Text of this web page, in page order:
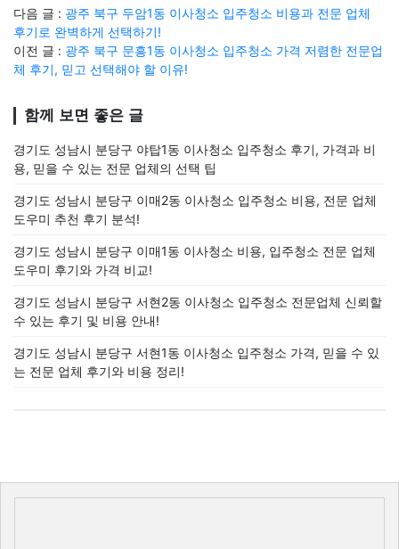
다음 글 : 광주 북구 두암1동 이사청소 입주청소 비용과 전문 업체
후기로 완벽하게 선택하기!
이전 글 : 광주 북구 문흥1동 이사청소 입주청소 가격 저렴한 전문업
체 후기, 믿고 선택해야 할 이유!
함께 보면 좋은 글
경기도 성남시 분당구 야탑1동 이사청소 입주청소 후기, 가격과 비
용, 믿을 수 있는 전문 업체의 선택 팁
경기도 성남시 분당구 이매2동 이사청소 입주청소 비용, 전문 업체
도우미 추천 후기 분석!
경기도 성남시 분당구 이매1동 이사청소 비용, 입주청소 전문 업체
도우미 후기와 가격 비교!
경기도 성남시 분당구 서현2동 이사청소 입주청소 전문업체 신뢰할
수 있는 후기 및 비용 안내!
경기도 성남시 분당구 서현1동 이사청소 입주청소 가격, 믿을 수 있
는 전문 업체 후기와 비용 정리!